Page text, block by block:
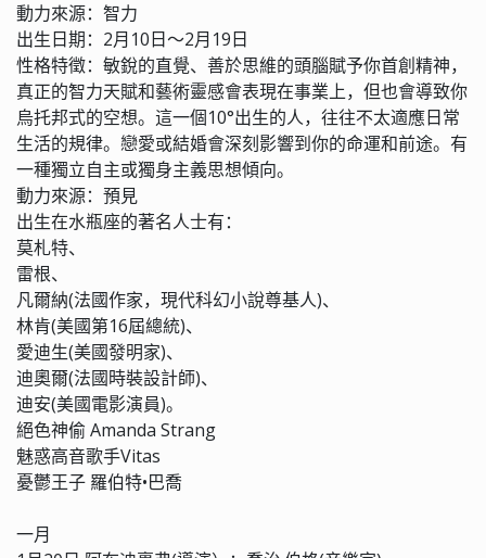
動力來源：智力
出生日期：2月10日～2月19日
性格特徵：敏銳的直覺、善於思維的頭腦賦予你首創精神，
真正的智力天賦和藝術靈感會表現在事業上，但也會導致你
烏托邦式的空想。這一個10°出生的人，往往不太適應日常
生活的規律。戀愛或結婚會深刻影響到你的命運和前途。有
一種獨立自主或獨身主義思想傾向。
動力來源：預見
出生在水瓶座的著名人士有：
莫札特、
雷根、
凡爾納(法國作家，現代科幻小說尊基人)、
林肯(美國第16屆總統)、
愛迪生(美國發明家)、
迪奧爾(法國時裝設計師)、
迪安(美國電影演員)。
絕色神偷 Amanda Strang
魅惑高音歌手Vitas
憂鬱王子 羅伯特•巴喬
一月